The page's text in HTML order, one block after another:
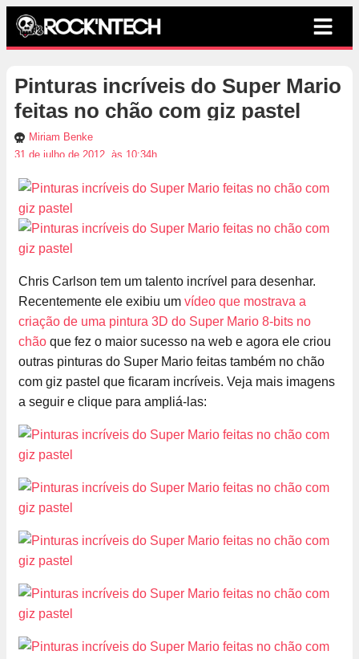
Pinturas incríveis do Super Mario
feitas no chão com giz pastel
Miriam Benke
31 de julho de 2012, às 10:34h
Chris Carlson tem um talento incrível para desenhar.
Recentemente ele exibiu um vídeo que mostrava a
criação de uma pintura 3D do Super Mario 8-bits no
chão que fez o maior sucesso na web e agora ele criou
outras pinturas do Super Mario feitas também no chão
com giz pastel que ficaram incríveis. Veja mais imagens
a seguir e clique para ampliá-las: